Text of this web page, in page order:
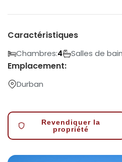
Caractéristiques
Chambres:4 Salles de
Emplacement:
Durban
Revendiquer la
propriété